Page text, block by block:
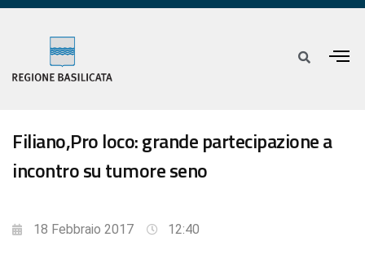
Filiano,Pro loco: grande partecipazione a
incontro su tumore seno
18 Febbraio 2017 12:40